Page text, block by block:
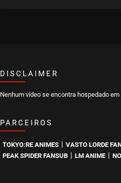
DISCLAIMER
Nenhum vídeo se encontra hospedado
PARCEIROS
TOKYO:RE ANIMES VASTO LORDE
PEAK SPIDER FANSUB LM ANIME